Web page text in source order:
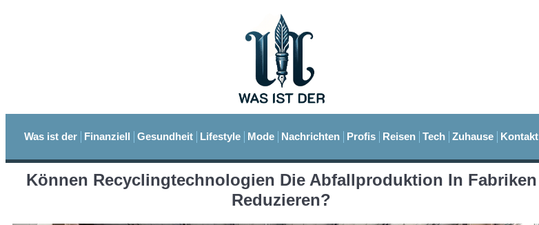
Was ist der Finanziell Gesundheit Lifestyle Mode Nachrichten Profis Reisen Tech Zuhause Kontakt
Können Recyclingtechnologien Die Abfallproduktion In Fabriken
Reduzieren?